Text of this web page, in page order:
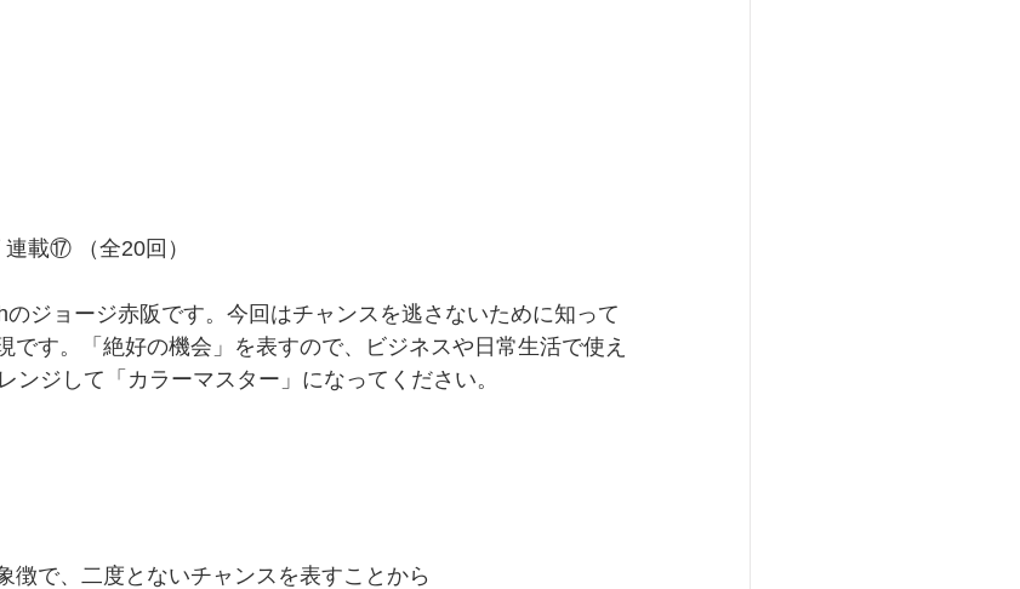
載⑰ （全20回）
ジョージ赤阪です。今回はチャンスを逃さないために知って
です。「絶好の機会」を表すので、ビジネスや日常生活で使え
ンジして「カラーマスター」になってください。
徴で、二度とないチャンスを表すことから